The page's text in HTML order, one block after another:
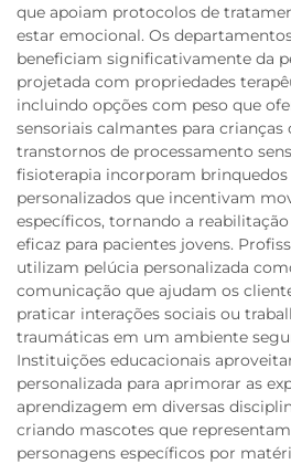
que apoiam protocolos de
estar emocional. Os
beneficiam significativamente da
projetada com propriedades
incluindo opções com peso que
sensoriais calmantes para crianças
transtornos de processamento
fisioterapia incorporam brinquedos
personalizados que incentivam
específicos, tornando a
eficaz para pacientes jovens.
utilizam pelúcia personalizada
comunicação que ajudam os
praticar interações sociais ou
traumáticas em um ambiente
Instituições educacionais
personalizada para aprimorar as
aprendizagem em diversas
criando mascotes que
personagens específicos por